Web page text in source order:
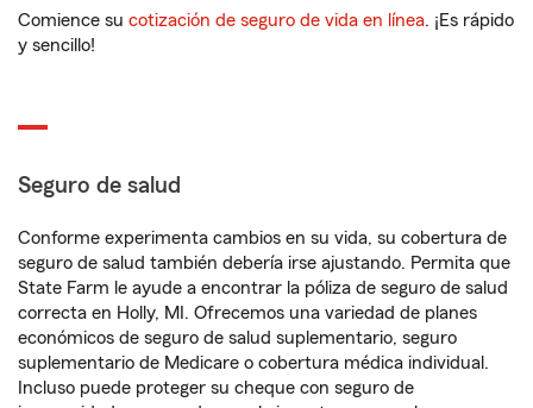
Comience su cotización de seguro de vida en línea. ¡Es rápido
y sencillo!
Seguro de salud
Conforme experimenta cambios en su vida, su cobertura de
seguro de salud también debería irse ajustando. Permita que
State Farm le ayude a encontrar la póliza de seguro de salud
correcta en Holly, MI. Ofrecemos una variedad de planes
económicos de seguro de salud suplementario, seguro
suplementario de Medicare o cobertura médica individual.
Incluso puede proteger su cheque con seguro de